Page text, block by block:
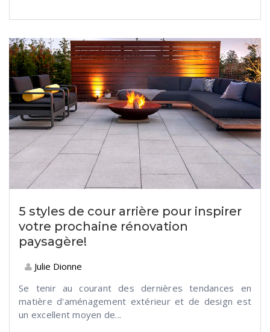
5 styles de cour arrière pour inspirer
votre prochaine rénovation
paysagère!
Julie Dionne
Se tenir au courant des dernières tendances en
matière d'aménagement extérieur et de design est
un excellent moyen de...